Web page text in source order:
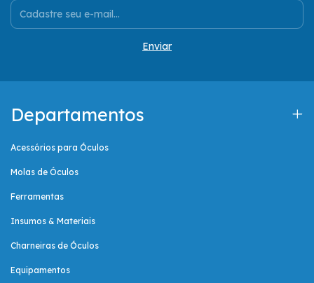
Departamentos
Acessórios para Óculos
Molas de Óculos
Ferramentas
Insumos & Materiais
Charneiras de Óculos
Equipamentos